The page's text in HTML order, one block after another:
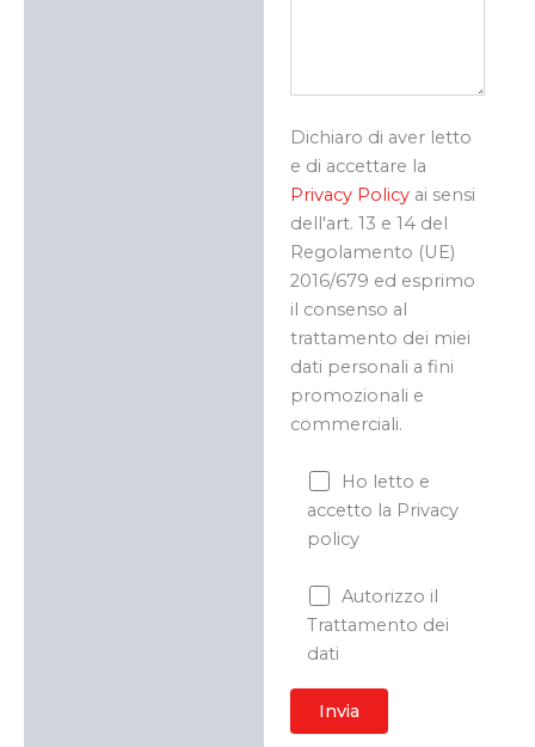
Dichiaro di aver letto
e di accettare la
Privacy Policyai sensi
dell'art. 13 e 14 del
Regolamento (UE)
2016/679 ed esprimo
il consenso al
trattamento dei miei
dati personali a fini
promozionali e
commerciali.
Ho letto e
accetto la Privacy
policy
Autorizzo il
Trattamento dei
dati